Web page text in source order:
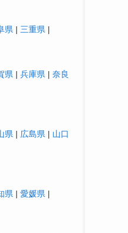
県 | 三重県 |
県 | 兵庫県 | 奈良
県 | 広島県 | 山口
県 | 愛媛県 |